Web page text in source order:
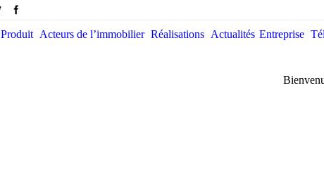
Produit Acteurs de l’immobilier Réalisations Actualités Entreprise